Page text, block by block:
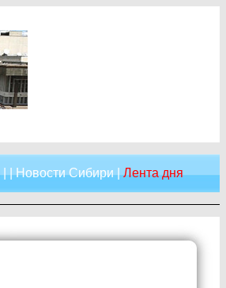
| |Новости Сибири|Лента дня